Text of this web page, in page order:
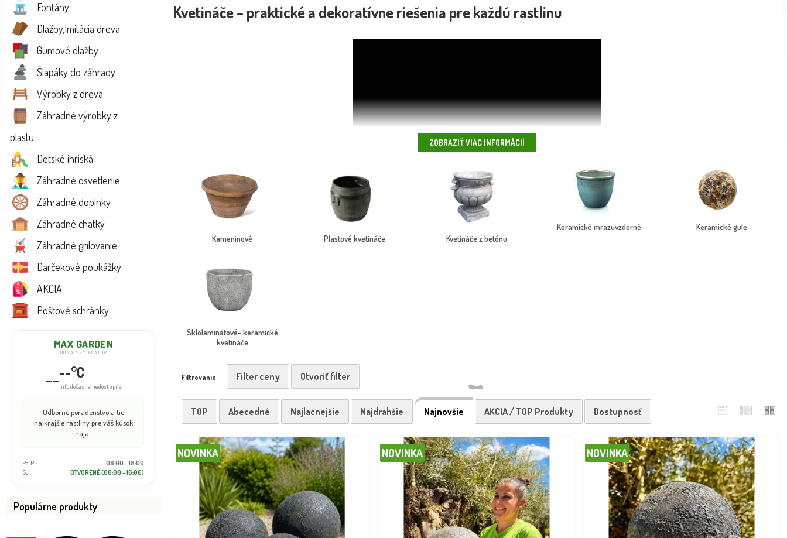
Fontány
Dlažby,Imitácia dreva
Gumové dlažby
Šlapáky do záhrady
Výrobky z dreva
Záhradné výrobky z
plastu
Detské ihriská
Záhradné osvetlenie
Záhradné doplnky
Záhradné chatky
Záhradné grilovanie
Darčekové poukážky
AKCIA
Poštové schránky
MAX GARDEN
DUNAJSKÝ KLÁTOV
----°C
Info dočasne nedostupné
Odborné poradenstvo a tie
najkrajšie rastliny pre váš kúsok
raja.
Po-Pi:
08:00 - 18:00
So:
OTVORENÉ (08:00 - 16:00)
Populárne produkty
Kvetináče – praktické a dekoratívne riešenia pre každú rastlinu
škálu riešení – od jednoduchých plastových kvetináčov, cez elegantné keramické modely, až po
Pre väčšie rastliny odporúčame
záhradke štýl a osobitý šarm. Na výber máte rôzne veľkosti, tvary, farebné prevedenia a materiály, aby ste si mohli vybrať presne podľa svojich potrieb.
💡 Tip: Vnútorné kvetináče odporúčame doplniť
📦 Produkty doručíme rýchlo a bezpečne – vlastnou dopravou alebo kuriérom.
ZOBRAZIŤ VIAC INFORMÁCIÍ
Kameninové Plastové kvetináče Kvetináče z betónu
Keramické mrazuvzdorné Keramické gule
Sklolaminátové- keramické
kvetináče
Filtrovanie Filter ceny Otvoriť filter
TOP Abecedné Najlacnejšie Najdrahšie Najnovšie AKCIA / TOP Produkty Dostupnosť
NOVINKA NOVINKA NOVINKA